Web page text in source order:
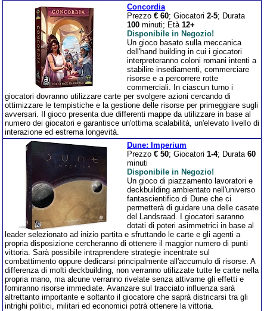
Concordia
Prezzo € 60; Giocatori 2-5; Durata
100 minuti; Età 12+
Disponibile in Negozio!
Un gioco basato sulla meccanica
dell'hand building in cui i giocatori
interpreteranno coloni romani intenti a
stabilire insediamenti, commerciare
risorse e a percorrere rotte
commerciali. In ciascun turno i
giocatori dovranno utilizzare carte per svolgere azioni cercando di
ottimizzare le tempistiche e la gestione delle risorse per primeggiare sugli
avversari. Il gioco presenta due differenti mappe da utilizzare in base al
numero dei giocatori e garantisce un'ottima scalabilità, un'elevato livello di
interazione ed estrema longevità.
Dune: Imperium
Prezzo € 50; Giocatori 1-4; Durata 60
minuti
Disponibile in Negozio!
Un gioco di piazzamento lavoratori e
deckbuilding ambientato nell'universo
fantascientifico di Dune che ci
permetterà di guidare una delle casate
del Landsraad. I giocatori saranno
dotati di poteri asimmetrici in base al
leader selezionato ad inizio partita e sfruttando le carte e gli agenti a
propria disposizione cercheranno di ottenere il maggior numero di punti
vittoria. Sarà possibile intraprendere strategie incentrate sul
combattimento oppure dedicarsi principalmente all'accumulo di risorse. A
differenza di molti deckbuilding, non verranno utilizzate tutte le carte nella
propria mano, ma alcune verranno rivelate senza attivarne gli effetti e
forniranno risorse immediate. Avanzare sul tracciato influenza sarà
altrettanto importante e soltanto il giocatore che saprà districarsi tra gli
intrighi politici, militari ed economici potrà ottenere la vittoria.